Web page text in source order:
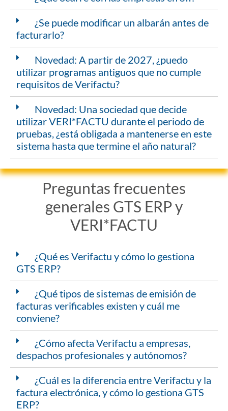
¿Se puede modificar un albarán antes de
facturarlo?
Novedad: A partir de 2027, ¿puedo
utilizar programas antiguos que no cumple
requisitos de Verifactu?
Novedad: Una sociedad que decide
utilizar VERI*FACTU durante el periodo de
pruebas, ¿está obligada a mantenerse en este
sistema hasta que termine el año natural?
Preguntas frecuentes
generales GTS ERP y
VERI*FACTU
¿Qué es Verifactu y cómo lo gestiona
GTS ERP?
¿Qué tipos de sistemas de emisión de
facturas verificables existen y cuál me
conviene?
¿Cómo afecta Verifactu a empresas,
despachos profesionales y autónomos?
¿Cuál es la diferencia entre Verifactu y la
factura electrónica, y cómo lo gestiona GTS
ERP?